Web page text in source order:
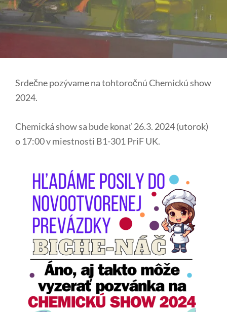
Srdečne pozývame na tohtoročnú Chemickú show
2024.
Chemická show sa bude konať 26.3. 2024 (utorok)
o 17:00 v miestnosti B1-301 PriF UK.